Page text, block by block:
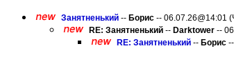
Занятненький -- Борис -- 06.07.26@14:01
RE: Занятненький -- Darktower --
RE: Занятненький -- Борис